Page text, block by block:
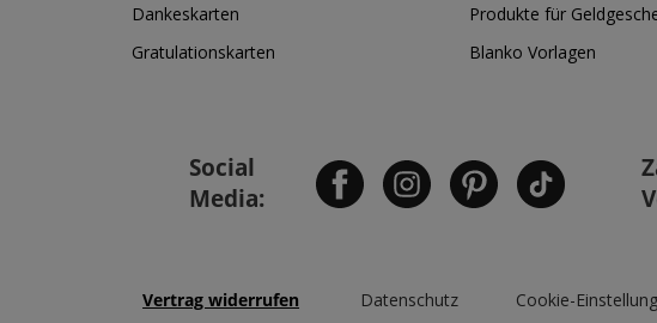
Dankeskarten
Gratulationskarten
Produkte für
Blanko Vorlagen
Social
Media:
Vertrag widerrufen Datenschutz Cookie-